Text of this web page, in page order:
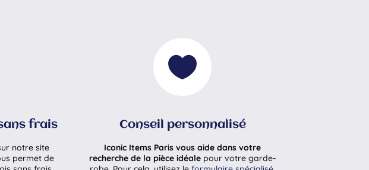
frais
notre site
permet de

Conseil personnalisé
Iconic Items Paris vous aide dans votre
recherche de la pièce idéale pour votre garde-